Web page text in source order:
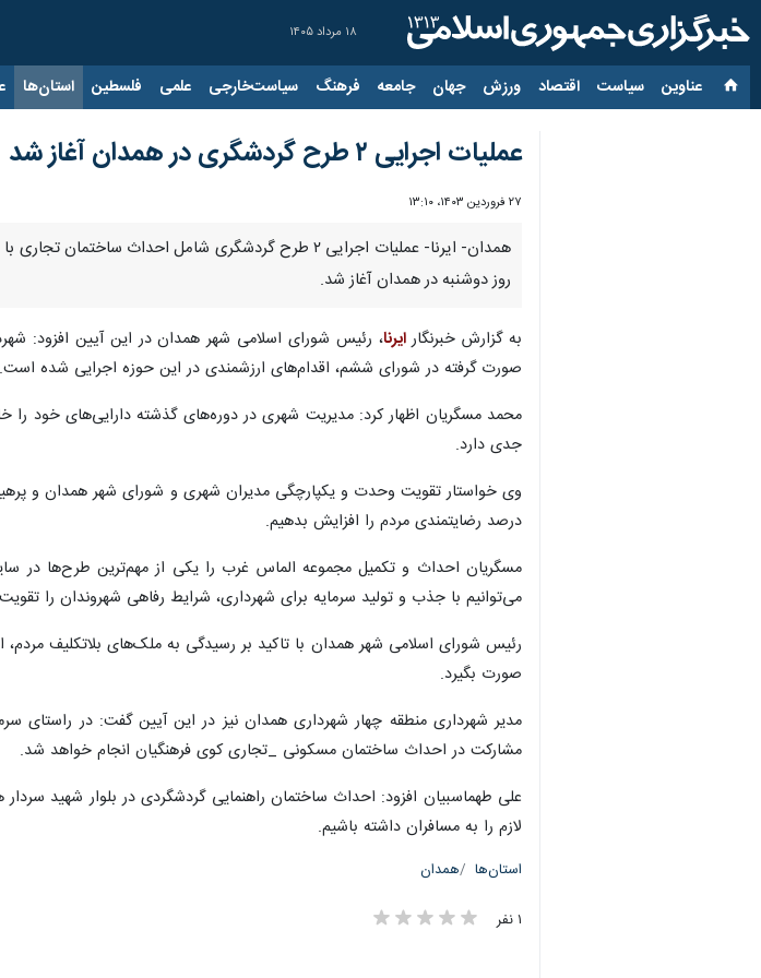
۱۸ مرداد ۱۴۰۵
عناوین‌ سیاست اقتصاد ورزش جهان جامعه فرهنگ سیاست‌خارجی علمی فلسطین استان‌ها
عملیات اجرایی ۲ طرح گردشگری در همدان آغاز شد
۲۷ فروردین ۱۴۰۳، ۱۳:۱۰
روز دوشنبه در همدان آغاز شد.
به گزارش خبرنگارایرنا، رئیس شورای اسلامی شهر همدان در این آیین افزود:
صورت گرفته در شورای ششم، اقدام‌های ارزشمندی در این حوزه اجرایی شده است.
محمد مسگریان اظهار کرد: مدیریت شهری در دوره‌های گذشته دارایی‌های خود
جدی دارد.
وی خواستار تقویت وحدت و یکپارچگی مدیران شهری و شورای شهر همدان و
درصد رضایتمندی مردم را افزایش بدهیم.
مسگریان احداث و تکمیل مجموعه الماس غرب را یکی از مهم‌ترین طرح‌ها
می‌توانیم با جذب و تولید سرمایه برای شهرداری، شرایط رفاهی شهروندان را
رئیس شورای اسلامی شهر همدان با تاکید بر رسیدگی به ملک‌های بلاتکلیف
صورت بگیرد.
مدیر شهرداری منطقه چهار شهرداری همدان نیز در این آیین گفت: در راستای
مشارکت در احداث ساختمان مسکونی _تجاری کوی فرهنگیان انجام خواهد شد.
علی طهماسبیان افزود: احداث ساختمان راهنمایی گردشگردی در بلوار شهید
لازم را به مسافران داشته باشیم.
استان‌ها همدان
۱ نفر